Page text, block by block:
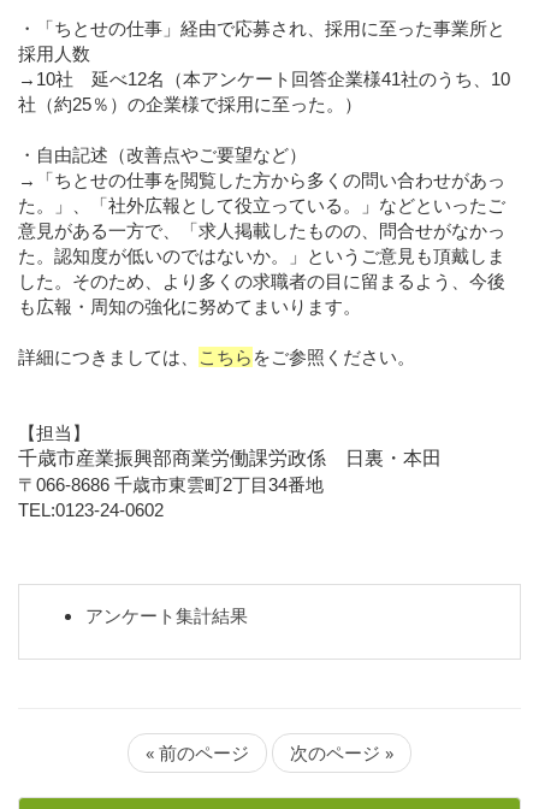
・「ちとせの仕事」経由で応募され、採用に至った事業所と
採用人数
→10社 延べ12名（本アンケート回答企業様41社のうち、10
社（約25％）の企業様で採用に至った。）
・自由記述（改善点やご要望など）
→「ちとせの仕事を閲覧した方から多くの問い合わせがあっ
た。」、「社外広報として役立っている。」などといったご
意見がある一方で、「求人掲載したものの、問合せがなかっ
た。認知度が低いのではないか。」というご意見も頂戴しま
した。そのため、より多くの求職者の目に留まるよう、今後
も広報・周知の強化に努めてまいります。
詳細につきましては、 こちら をご参照ください。
【担当】
千歳市産業振興部商業労働課労政係 日裏・本田
〒066-8686 千歳市東雲町2丁目34番地
TEL:0123-24-0602
アンケート集計結果
« 前のページ 次のページ »